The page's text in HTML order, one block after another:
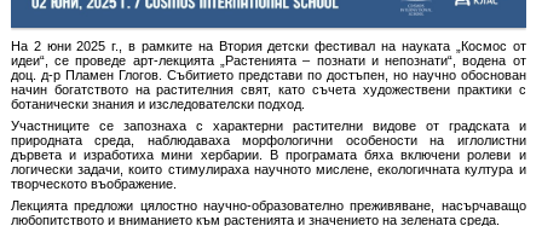
На 2 юни 2025 г., в рамките на Втория детски фестивал на науката „Космос от
идеи“, се проведе арт-лекцията „Растенията – познати и непознати“, водена от
доц. д-р Пламен Глогов. Събитието представи по достъпен, но научно обоснован
начин богатството на растителния свят, като съчета художествени практики с
ботанически знания и изследователски подход.
Участниците се запознаха с характерни растителни видове от градската и
природната среда, наблюдаваха морфологични особености на иглолистни
дървета и изработиха мини хербарии. В програмата бяха включени ролеви и
логически задачи, които стимулираха научното мислене, екологичната култура и
творческото въображение.
Лекцията предложи цялостно научно-образователно преживяване, насърчаващо
любопитството и вниманието към растенията и значението на зелената среда.